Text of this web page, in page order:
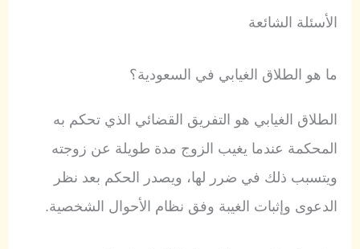
الأسئلة الشائعة
ما هو الطلاق الغيابي في السعودية؟
الطلاق الغيابي هو التفريق القضائي الذي تحكم به
المحكمة عندما يغيب الزوج مدة طويلة عن زوجته
ويتسبب ذلك في ضرر لها، ويصدر الحكم بعد نظر
الدعوى وإثبات الغيبة وفق نظام الأحوال الشخصية.